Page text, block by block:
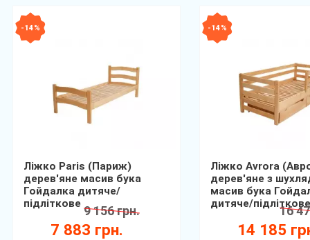
- 14 %
Ліжко Paris (Париж)
дерев'яне масив бука
Гойдалка дитяче/
підліткове
7 883 грн.
9 156 грн.
- 14 %
Ліжко Avrora
дерев'яне з
масив бука
дитяче/підліткове
14 185
16